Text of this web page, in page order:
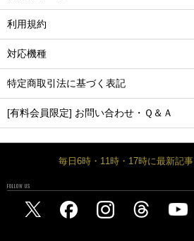
利用規約
対応機種
特定商取引法に基づく表記
[有料会員限定] お問い合わせ・Ｑ＆Ａ
毎日6時・11時・17時に最新記
FOLLOW US